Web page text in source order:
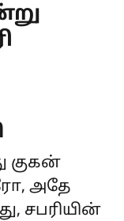
குகன்
அதே
சபரியின்